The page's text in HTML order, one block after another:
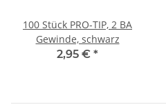
100 Stück PRO-TIP, 2 BA
Gewinde, schwarz
2,95 € *